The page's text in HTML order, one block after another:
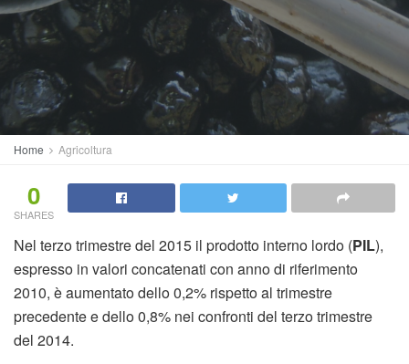
Home Agricoltura
0
SHARES
Nel terzo trimestre del 2015 il prodotto interno lordo (PIL),
espresso in valori concatenati con anno di riferimento
2010, è aumentato dello 0,2% rispetto al trimestre
precedente e dello 0,8% nei confronti del terzo trimestre
del 2014.